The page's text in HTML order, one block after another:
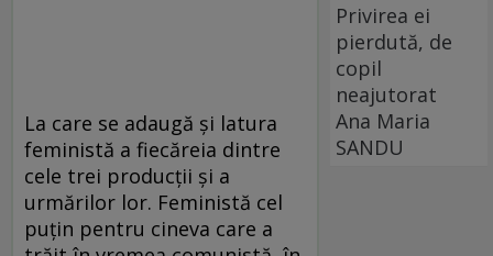
La care se adaugă și latura
feministă a fiecăreia dintre
cele trei producții și a
urmărilor lor. Feministă cel
puțin pentru cineva care a
Privirea ei
pierdută, de
copil
neajutorat
Ana Maria
SANDU